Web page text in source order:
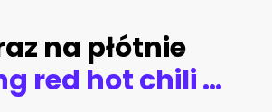
na płótnie
smoking red hot chili pepper